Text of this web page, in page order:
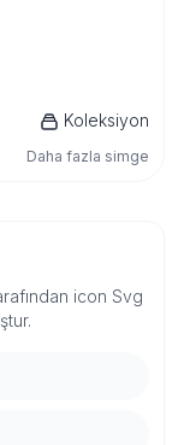
Koleksiyon
Daha fazla simge
icon Svg